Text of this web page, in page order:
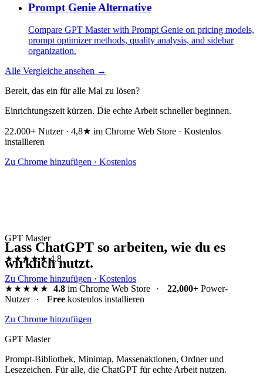
Prompt Genie Alternative
Compare GPT Master with Prompt Genie on pricing models,
prompt optimizer methods, quality analysis, and sidebar
organization.
Alle Vergleiche ansehen →
Bereit, das ein für alle Mal zu lösen?
Einrichtungszeit kürzen. Die echte Arbeit schneller beginnen.
22.000+ Nutzer · 4,8★ im Chrome Web Store · Kostenlos
installieren
Zu Chrome hinzufügen · Kostenlos
GPT Master
★★★★★4.8
Zu Chrome hinzufügen · Kostenlos
Lass ChatGPT so arbeiten, wie du es
wirklich nutzt.
★★★★★ 4.8im Chrome Web Store · 22,000+Power-
Nutzer
· Free kostenlos installieren
Zu Chrome hinzufügen
GPT Master
Prompt-Bibliothek, Minimap, Massenaktionen, Ordner und
Lesezeichen. Für alle, die ChatGPT für echte Arbeit nutzen.